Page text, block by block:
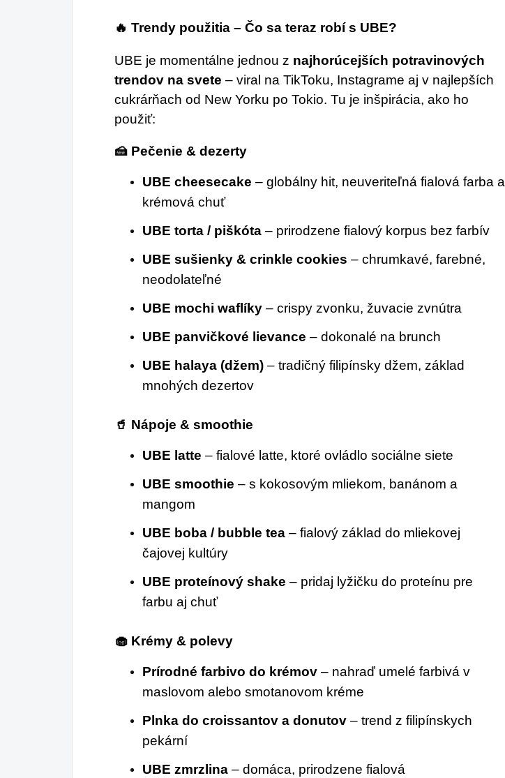
🔥 Trendy použitia – Čo sa teraz robí s UBE?
UBE je momentálne jednou z najhorúcejších potravinových
trendov na svete – viral na TikToku, Instagrame aj v najlepších
cukrárňach od New Yorku po Tokio. Tu je inšpirácia, ako ho
použiť:
🍰 Pečenie & dezerty
UBE cheesecake – globálny hit, neuveriteľná fialová farba a
krémová chuť
UBE torta / piškóta – prirodzene fialový korpus bez farbív
UBE sušienky & crinkle cookies – chrumkavé, farebné,
neodolateľné
UBE mochi waflíky – crispy zvonku, žuvacie zvnútra
UBE panvičkové lievance – dokonalé na brunch
UBE halaya (džem) – tradičný filipínsky džem, základ
mnohých dezertov
🥤 Nápoje & smoothie
UBE latte – fialové latte, ktoré ovládlo sociálne siete
UBE smoothie – s kokosovým mliekom, banánom a
mangom
UBE boba / bubble tea – fialový základ do mliekovej
čajovej kultúry
UBE proteínový shake – pridaj lyžičku do proteínu pre
farbu aj chuť
🧁 Krémy & polevy
Prírodné farbivo do krémov – nahraď umelé farbivá v
maslovom alebo smotanovom kréme
Plnka do croissantov a donutov – trend z filipínskych
pekární
UBE zmrzlina – domáca, prirodzene fialová